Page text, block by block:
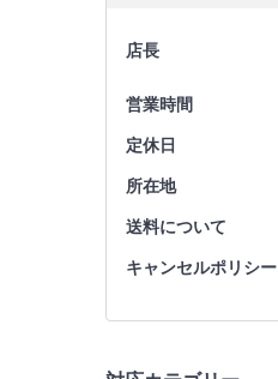
店長
営業時間
定休日
所在地
送料について
キャンセルポリシー